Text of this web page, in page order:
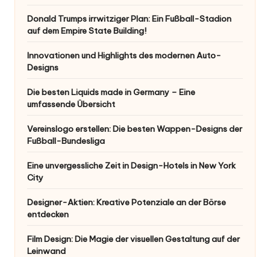
Donald Trumps irrwitziger Plan: Ein Fußball-Stadion
auf dem Empire State Building!
Innovationen und Highlights des modernen Auto-
Designs
Die besten Liquids made in Germany – Eine
umfassende Übersicht
Vereinslogo erstellen: Die besten Wappen-Designs der
Fußball-Bundesliga
Eine unvergessliche Zeit in Design-Hotels in New York
City
Designer-Aktien: Kreative Potenziale an der Börse
entdecken
Film Design: Die Magie der visuellen Gestaltung auf der
Leinwand